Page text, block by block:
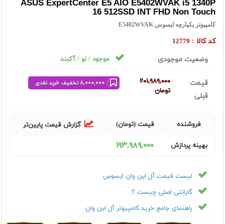
ASUS ExpertCenter E5 AIO E5402WVAK i5 1340P
16 512SSD INT FHD Non Touch
کامپیوتر یکپارچه ایسوس E5402WVAK
کد کالا : 12779
وضعیت موجودی موجود / نو / آکبند
قیمت
قبلی
٢٠١,٩٨٩,٠٠٠
تومان
فروشنده قیمت (تومان) گزارش قیمت پایین‌تر
بهینه پردازش ١٩٣,٩٨٩,٠٠٠
لیست قیمت آل این وان ایسوس
گارانتی اصلی چیست ؟
راهنمای جامع خرید کامپیوتر آل این وان